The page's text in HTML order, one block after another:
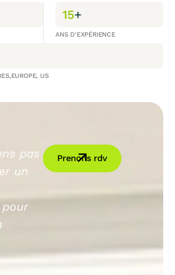
15+
ANS D'EXPÉRIENCE
US
pas
un
Prenons rdv